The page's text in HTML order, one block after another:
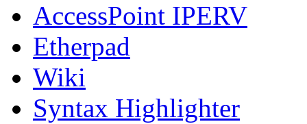
AccessPoint IPERV
Etherpad
Wiki
Syntax Highlighter